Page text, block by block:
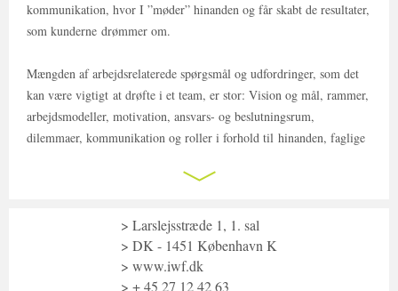
kommunikation, hvor I ”møder” hinanden og får skabt de resultater,
som kunderne drømmer om.
Mængden af arbejdsrelaterede spørgsmål og udfordringer, som det
kan være vigtigt at drøfte i et team, er stor: Vision og mål, rammer,
arbejdsmodeller, motivation, ansvars- og beslutningsrum,
dilemmaer, kommunikation og roller i forhold til hinanden, faglige
problemfyldte teamhistorier, stress, igangværende forandringer,
passe på sig selv mv.
Det vigtige er, at I tager afsæt i lige de udfordringer og emner,
mest og som teamet har brug for at tale
Larslejsstræde 1, 1. sal
DK - 1451 København K
www.iwf.dk
+ 45 27 12 42 63